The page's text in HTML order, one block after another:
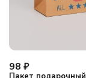
98 ₽